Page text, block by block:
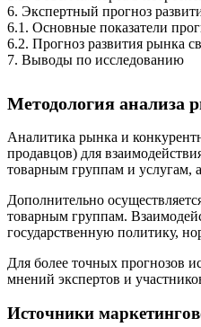
6. Экспертный прогноз
6.1. Основные показатели
6.2. Прогноз развития рынка
7. Выводы по исследованию
Методология анализа
Аналитика рынка и
продавцов) для
товарным группам и услугам,
Дополнительно
товарным группам.
государственную политику,
Для более точных прогнозов
мнений экспертов и
Источники